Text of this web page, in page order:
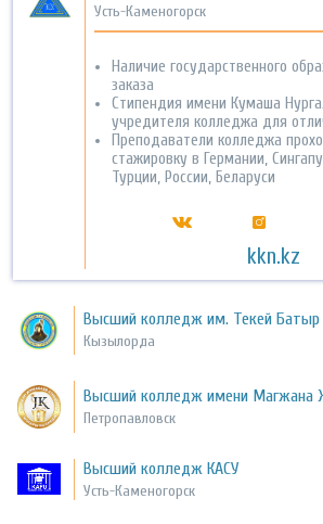
Усть-Каменогорск
Наличие государственного
заказа
Cтипендия имени Кумаша
учредителя колледжа для
Преподаватели колледжа
стажировку в Германии,
Турции, России, Беларуси
kkn.kz
Высший колледж им. Текей
Кызылорда
Высший колледж имени Магжана
Петропавловск
Высший колледж КАСУ
Усть-Каменогорск